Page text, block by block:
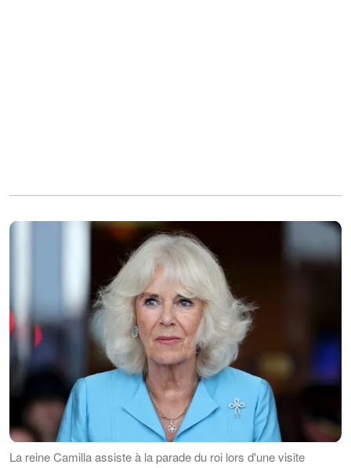
La reine Camilla assiste à la parade du roi lors d'une visite